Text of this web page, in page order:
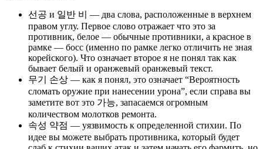
선공 и 일반 비 — два слова, расположенные в верхнем
правом углу. Первое слово отражает что это за
противник, белое — обычные противники, а красное в
рамке — босс (именно по рамке легко отличить не зная
корейского). Что означает второе я не понял так как
бывает белый и оранжевый оранжевый текст.
무기 손상 — как я понял, это означает “Вероятность
сломать оружие при нанесении урона”, если справа вы
заметите вот это 가능, запасаемся огромным
количеством молотков ремонта.
속성 약점 — уязвимость к определенной стихии. По
идее вы можете выбрать противника, который будет